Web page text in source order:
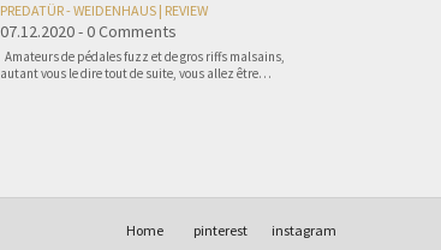
PREDATÜR - WEIDENHAUS | REVIEW
07.12.2020 - 0 Comments
Amateurs de pédales fuzz et de gros riffs malsains,
autant vous le dire tout de suite, vous allez être…
Home pinterest instagram